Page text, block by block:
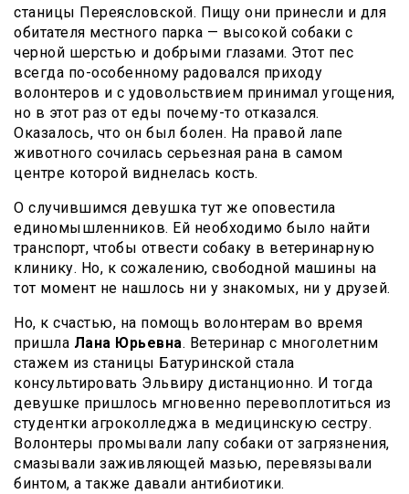
станицы Переясловской. Пищу они принесли и для
обитателя местного парка — высокой собаки с
черной шерстью и добрыми глазами. Этот пес
всегда по-особенному радовался приходу
волонтеров и с удовольствием принимал угощения,
но в этот раз от еды почему-то отказался.
Оказалось, что он был болен. На правой лапе
животного сочилась серьезная рана в самом
центре которой виднелась кость.
О случившимся девушка тут же оповестила
единомышленников. Ей необходимо было найти
транспорт, чтобы отвести собаку в ветеринарную
клинику. Но, к сожалению, свободной машины на
тот момент не нашлось ни у знакомых, ни у друзей.
Но, к счастью, на помощь волонтерам во время
пришла Лана Юрьевна. Ветеринар с многолетним
стажем из станицы Батуринской стала
консультировать Эльвиру дистанционно. И тогда
девушке пришлось мгновенно перевоплотиться из
студентки агроколледжа в медицинскую сестру.
Волонтеры промывали лапу собаки от загрязнения,
смазывали заживляющей мазью, перевязывали
бинтом, а также давали антибиотики.